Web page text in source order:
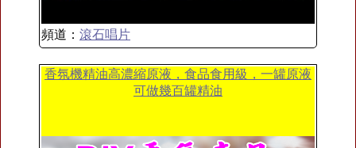
頻道： 滾石唱片
香氛機精油高濃縮原液，食品食用級，一罐原液
可做幾百罐精油